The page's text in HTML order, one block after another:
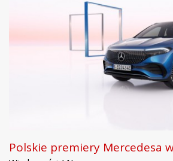
Polskie premiery Mercedesa